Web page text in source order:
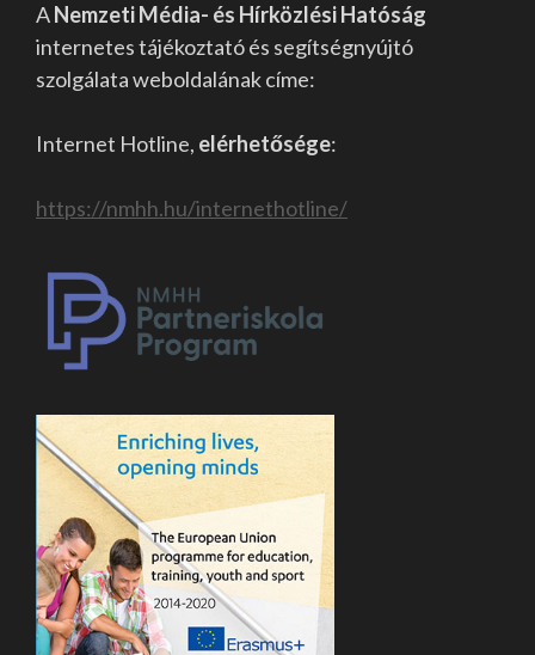
ANemzeti Média- és Hírközlési Hatóság
internetes tájékoztató és segítségnyújtó
szolgálata weboldalának címe:
Internet Hotline, elérhetősége:
https://nmhh.hu/internethotline/